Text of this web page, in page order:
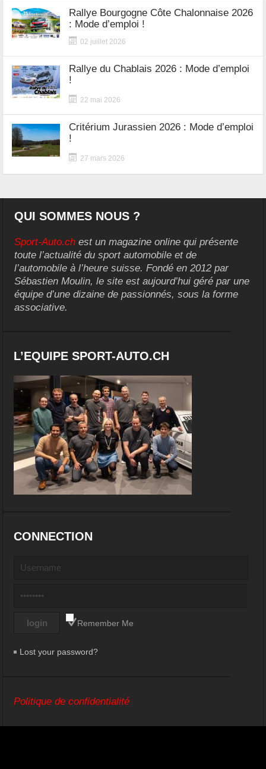
Rallye Bourgogne Côte Chalonnaise 2026
: Mode d’emploi !
02 juillet 2026
Rallye du Chablais 2026 : Mode d’emploi
!
22 mai 2026
Critérium Jurassien 2026 : Mode d’emploi
!
27 mars 2026
QUI SOMMES NOUS ?
Sport-Auto.ch est un magazine online qui présente
toute l’actualité du sport automobile et de
l’automobile à l’heure suisse. Fondé en 2012 par
Sébastien Moulin, le site est aujourd’hui géré par une
équipe d’une dizaine de passionnés, sous la forme
associative.
L’EQUIPE SPORT-AUTO.CH
CONNECTION
Remember Me
Lost your password?
Politique de confidentialité